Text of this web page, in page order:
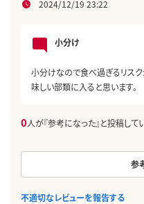
2024/12/19 23:22
小分け
小分けなので食べ過ぎるリスク
味しい部類に入ると思います。
0人が『参考になった』と投稿して
参
不適切なレビューを報告する